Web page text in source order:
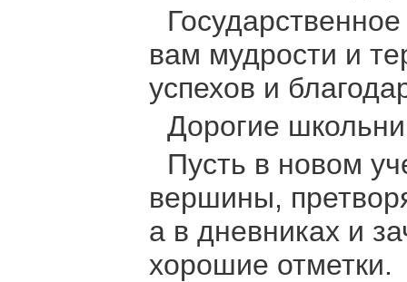
вам мудрости и
успехов и
Дорогие
Пусть в новом
вершины,
а в дневниках и
хорошие отметки.